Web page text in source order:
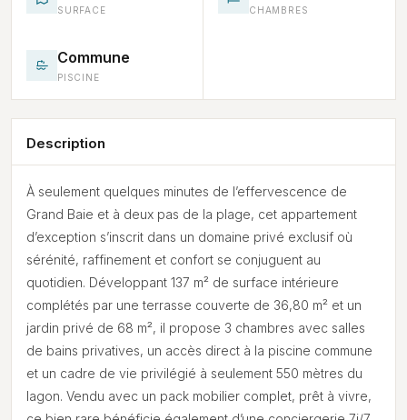
SURFACE CHAMBRES
Commune
PISCINE
Description
À seulement quelques minutes de l’effervescence de
Grand Baie et à deux pas de la plage, cet appartement
d’exception s’inscrit dans un domaine privé exclusif où
sérénité, raffinement et confort se conjuguent au
quotidien. Développant 137 m² de surface intérieure
complétés par une terrasse couverte de 36,80 m² et un
jardin privé de 68 m², il propose 3 chambres avec salles
de bains privatives, un accès direct à la piscine commune
et un cadre de vie privilégié à seulement 550 mètres du
lagon. Vendu avec un pack mobilier complet, prêt à vivre,